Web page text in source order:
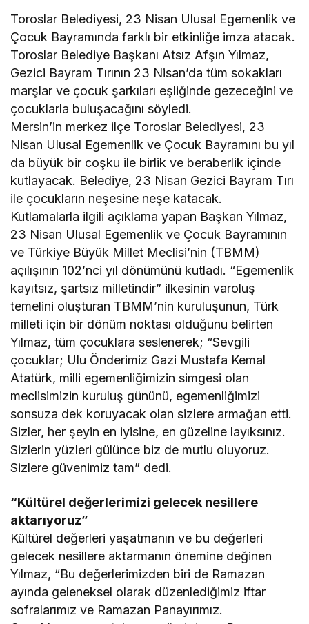
Toroslar Belediyesi, 23 Nisan Ulusal Egemenlik ve
Çocuk Bayramında farklı bir etkinliğe imza atacak.
Toroslar Belediye Başkanı Atsız Afşın Yılmaz,
Gezici Bayram Tırının 23 Nisan’da tüm sokakları
marşlar ve çocuk şarkıları eşliğinde gezeceğini ve
çocuklarla buluşacağını söyledi.
Mersin’in merkez ilçe Toroslar Belediyesi, 23
Nisan Ulusal Egemenlik ve Çocuk Bayramını bu yıl
da büyük bir coşku ile birlik ve beraberlik içinde
kutlayacak. Belediye, 23 Nisan Gezici Bayram Tırı
ile çocukların neşesine neşe katacak.
Kutlamalarla ilgili açıklama yapan Başkan Yılmaz,
23 Nisan Ulusal Egemenlik ve Çocuk Bayramının
ve Türkiye Büyük Millet Meclisi’nin (TBMM)
açılışının 102’nci yıl dönümünü kutladı. “Egemenlik
kayıtsız, şartsız milletindir” ilkesinin varoluş
temelini oluşturan TBMM’nin kuruluşunun, Türk
milleti için bir dönüm noktası olduğunu belirten
Yılmaz, tüm çocuklara seslenerek; “Sevgili
çocuklar; Ulu Önderimiz Gazi Mustafa Kemal
Atatürk, milli egemenliğimizin simgesi olan
meclisimizin kuruluş gününü, egemenliğimizi
sonsuza dek koruyacak olan sizlere armağan etti.
Sizler, her şeyin en iyisine, en güzeline layıksınız.
Sizlerin yüzleri gülünce biz de mutlu oluyoruz.
Sizlere güvenimiz tam” dedi.
“Kültürel değerlerimizi gelecek nesillere
aktarıyoruz”
Kültürel değerleri yaşatmanın ve bu değerleri
gelecek nesillere aktarmanın önemine değinen
Yılmaz, “Bu değerlerimizden biri de Ramazan
ayında geleneksel olarak düzenlediğimiz iftar
sofralarımız ve Ramazan Panayırımız.